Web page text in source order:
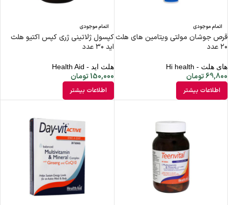
اتمام موجودی
قرص جوشان مولتی ویتامین های هلث
۲۰ عدد
های هلث - Hi health
69,800تومان
اطلاعات بیشتر
اتمام موجودی
کپسول ژلاتینی ژری کپس اکتیو هلث
اید ۳۰ عدد
هلث اید - Health Aid
150,000تومان
اطلاعات بیشتر